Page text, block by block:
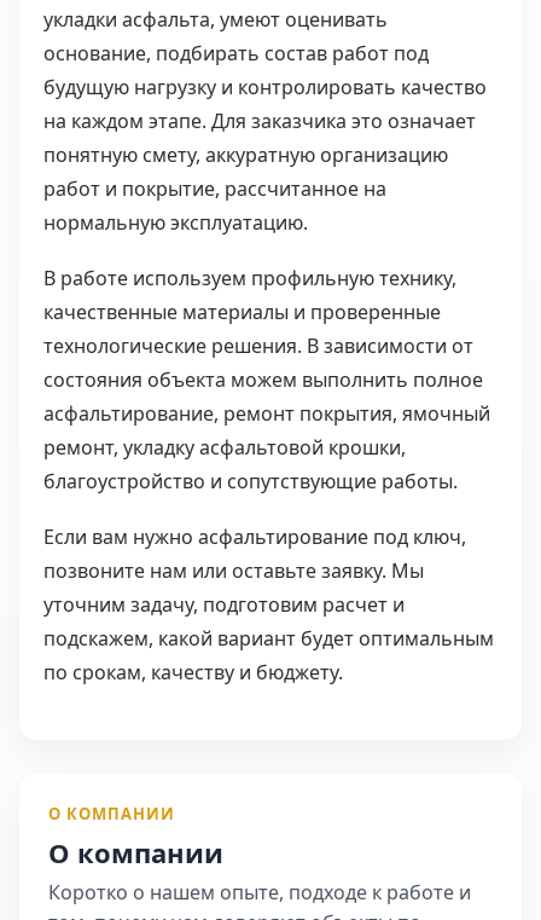
укладки асфальта, умеют оценивать
основание, подбирать состав работ под
будущую нагрузку и контролировать качество
на каждом этапе. Для заказчика это означает
понятную смету, аккуратную организацию
работ и покрытие, рассчитанное на
нормальную эксплуатацию.
В работе используем профильную технику,
качественные материалы и проверенные
технологические решения. В зависимости от
состояния объекта можем выполнить полное
асфальтирование, ремонт покрытия, ямочный
ремонт, укладку асфальтовой крошки,
благоустройство и сопутствующие работы.
Если вам нужно асфальтирование под ключ,
позвоните нам или оставьте заявку. Мы
уточним задачу, подготовим расчет и
подскажем, какой вариант будет оптимальным
по срокам, качеству и бюджету.
О КОМПАНИИ
О компании
Коротко о нашем опыте, подходе к работе и